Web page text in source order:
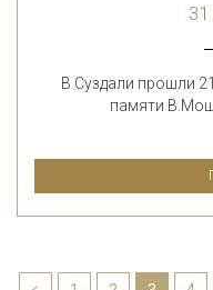
В Суздали прошли
памяти